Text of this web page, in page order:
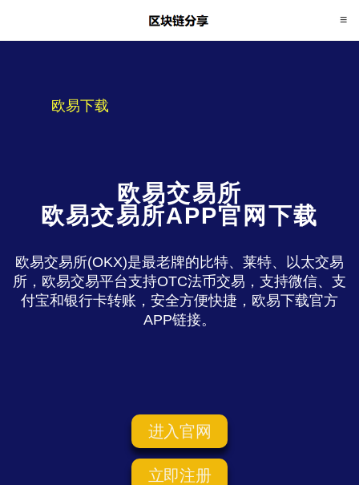
欧易下载
欧易交易所
欧易交易所APP官网下载
欧易交易所(OKX)是最老牌的比特、莱特、以太交易
所，欧易交易平台支持OTC法币交易，支持微信、支
付宝和银行卡转账，安全方便快捷，欧易下载官方
APP链接。
进入官网
立即注册